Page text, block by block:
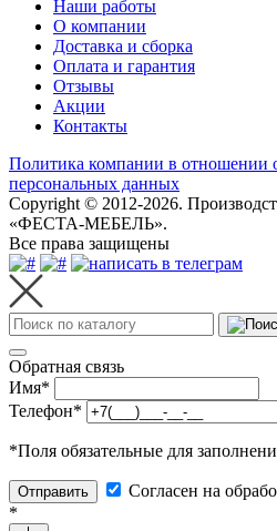
Наши работы
О компании
Доставка и сборка
Оплата и гарантия
Отзывы
Акции
Контакты
Политика компании в отношении
персональных данных
Copyright © 2012-2026.
«ФЕСТА-МЕБЕЛЬ».
Все права защищены
Обратная связь
Имя*
Телефон*
*Поля обязательные для
Отправить
Согласен на
*